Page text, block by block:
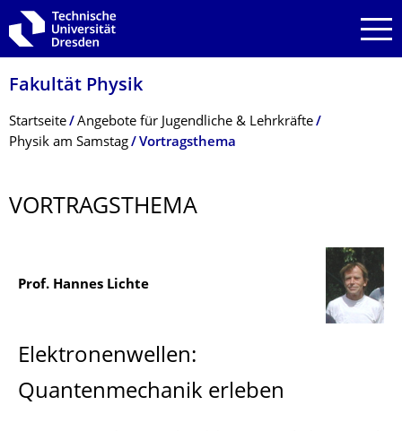
Zur Hauptnavigation springen
Zur Suche springen
Zum Inhalt springen
Fakultät Physik
Breadcrumb-Menü
Startseite
Angebote für Jugendliche & Lehrkräfte
Physik am Samstag
Vortragsthema
VORTRAGSTHEMA
Prof. Hannes Lichte
Elektronenwellen:
Quantenmechanik erleben